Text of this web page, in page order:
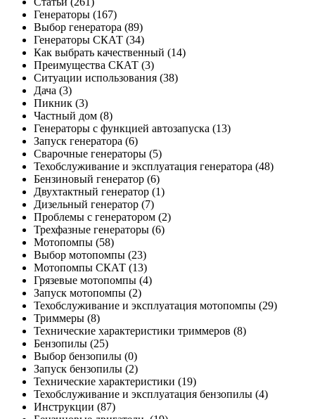
Генераторы (167)
Выбор генератора (89)
Генераторы СКАТ (34)
Как выбрать качественный (14)
Преимущества СКАТ (3)
Ситуации использования (38)
Дача (3)
Пикник (3)
Частный дом (8)
Генераторы с функцией автозапуска (13)
Запуск генератора (6)
Сварочные генераторы (5)
Техобслуживание и эксплуатация генератора (48)
Бензиновый генератор (6)
Двухтактный генератор (1)
Дизельный генератор (7)
Проблемы с генератором (2)
Трехфазные генераторы (6)
Мотопомпы (58)
Выбор мотопомпы (23)
Мотопомпы СКАТ (13)
Грязевые мотопомпы (4)
Запуск мотопомпы (2)
Техобслуживание и эксплуатация мотопомпы (29)
Триммеры (8)
Технические характеристики триммеров (8)
Бензопилы (25)
Выбор бензопилы (0)
Запуск бензопилы (2)
Технические характеристики (19)
Техобслуживание и эксплуатация бензопилы (4)
Инструкции (87)